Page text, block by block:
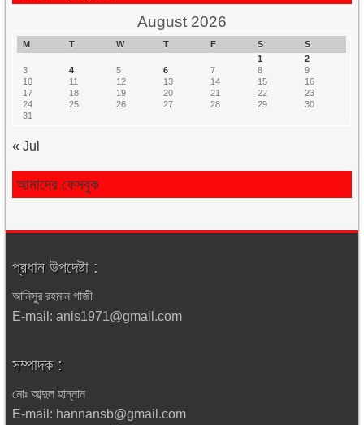
August 2026
M T W T F S
S
1
2
3
4 5 6 7 8
9
10
11 12 13 14 15
16
17
18 19 20 21 22
23
24
25 26 27 28 29
30
31
« Jul
আমাদের ফেসবুক
প্রধান উপদেষ্টা :
আনিসুর রহমান গাজী
E-mail: anis1971@gmail.com
সম্পাদক :
মোঃ আব্দুল হান্নান
E-mail: hannansb@gmail.com